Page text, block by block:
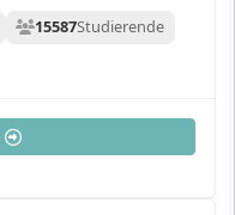
15587Studierende